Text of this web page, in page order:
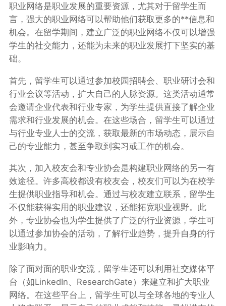
职业网络是职业发展的重要资源，尤其对于留学生而
言，强大的职业网络可以帮助他们获取更多的**信息和
机会。在留学期间，建立广泛的职业网络不仅可以增强
学生的社交能力，还能为未来的职业发展打下坚实的基
础。
首先，留学生可以通过参加校园招聘会、职业研讨会和
行业会议等活动，扩大自己的人脉资源。这类活动通常
会邀请企业代表和行业专家，为学生提供直接了解企业
需求和行业发展的机会。在这些场合，留学生可以通过
与行业专业人士的交流，获取最新的市场动态，展示自
己的专业能力，甚至争取到实习或工作的机会。
其次，加入校友会和专业协会是构建职业网络的另一有
效途径。许多高校都设有校友会，校友们可以为在校学
生提供职业指导和机会。通过与校友建立联系，留学生
不仅能获得实用的职业建议，还能拓宽职业视野。此
外，专业协会也为学生提供了广泛的行业资源，学生可
以通过参加协会的活动，了解行业趋势，提升自身的行
业影响力。
除了面对面的职业交流，留学生还可以利用社交媒体平
台（如LinkedIn、ResearchGate）来建立和扩大职业
网络。在这些平台上，留学生可以与全球各地的专业人